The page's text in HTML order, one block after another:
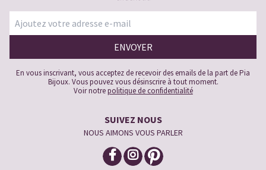
En vous inscrivant, vous acceptez de recevoir des emails de la part de Pia
Bijoux. Vous pouvez vous désinscrire à tout moment.
Voir notrepolitique de confidentialité
SUIVEZ NOUS
NOUS AIMONS VOUS PARLER